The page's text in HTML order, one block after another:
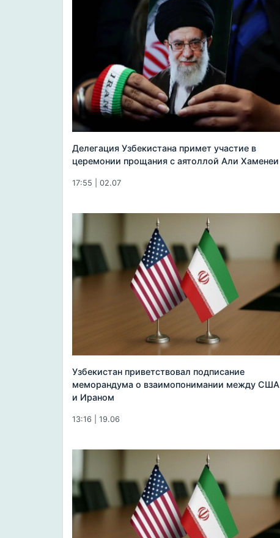
Делегация Узбекистана примет участие в
церемонии прощания с аятоллой Али Хаменеи
17:55 | 02.07
Узбекистан приветствовал подписание
меморандума о взаимопонимании между США
и Ираном
13:16 | 19.06